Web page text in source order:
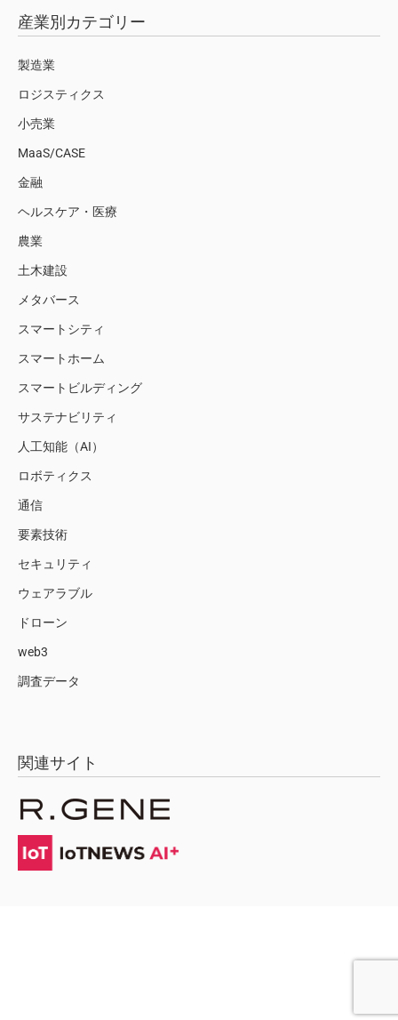
産業別カテゴリー
製造業
ロジスティクス
小売業
MaaS/CASE
金融
ヘルスケア・医療
農業
土木建設
メタバース
スマートシティ
スマートホーム
スマートビルディング
サステナビリティ
人工知能（AI）
ロボティクス
通信
要素技術
セキュリティ
ウェアラブル
ドローン
web3
調査データ
関連サイト